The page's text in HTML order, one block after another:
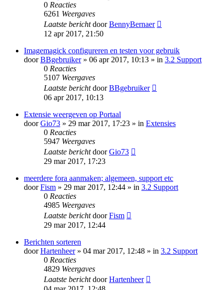
0 Reacties
6261 Weergaves
Laatste berichtdoorBennyBernaer
12 apr 2017, 21:50
Imagemagick configureren en testen voor gebruik
doorBBgebruiker» 06 apr 2017, 10:13 » in 3.2 Support
0 Reacties
5107 Weergaves
Laatste berichtdoorBBgebruiker
06 apr 2017, 10:13
Extensie weergeven op Portaal
doorGio73 » 29 mar 2017, 17:23 » in Extensies
0 Reacties
5947 Weergaves
Laatste berichtdoorGio73
29 mar 2017, 17:23
meerdere fora aanmaken; algemeen, support etc
doorFism » 29 mar 2017, 12:44 » in 3.2 Support
0 Reacties
4985 Weergaves
Laatste berichtdoorFism
29 mar 2017, 12:44
Berichten sorteren
doorHartenheer» 04 mar 2017, 12:48 » in 3.2 Support
0 Reacties
4829 Weergaves
Laatste berichtdoorHartenheer